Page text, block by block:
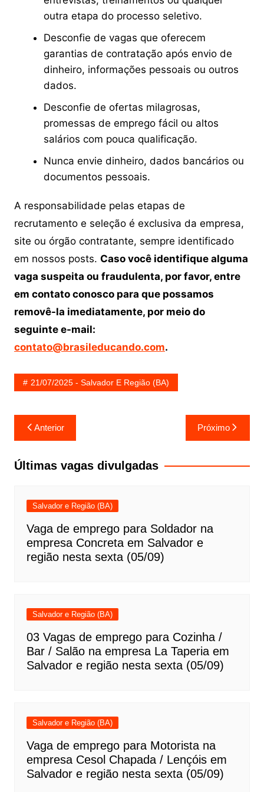
outra etapa do processo seletivo.
Desconfie de vagas que oferecem
garantias de contratação após envio de
dinheiro, informações pessoais ou outros
dados.
Desconfie de ofertas milagrosas,
promessas de emprego fácil ou altos
salários com pouca qualificação.
Nunca envie dinheiro, dados bancários ou
documentos pessoais.
A responsabilidade pelas etapas de
recrutamento e seleção é exclusiva da empresa,
site ou órgão contratante, sempre identificado
em nossos posts. Caso você identifique alguma
vaga suspeita ou fraudulenta, por favor, entre
em contato conosco para que possamos
removê-la imediatamente, por meio do
seguinte e-mail:
contato@brasileducando.com.
21/07/2025 - Salvador E Região (BA)
Navegação
de
Post
Anterior Próximo
Últimas vagas divulgadas
Salvador e Região (BA)
Vaga de emprego para Soldador na
empresa Concreta em Salvador e
região nesta sexta (05/09)
Salvador e Região (BA)
03 Vagas de emprego para Cozinha /
Bar / Salão na empresa La Taperia em
Salvador e região nesta sexta (05/09)
Salvador e Região (BA)
Vaga de emprego para Motorista na
empresa Cesol Chapada / Lençóis em
Salvador e região nesta sexta (05/09)